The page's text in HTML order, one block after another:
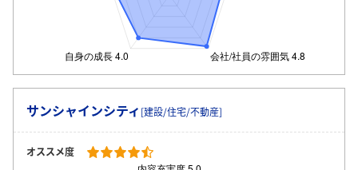
サンシャインシティ [建設/住宅/不動産]
オススメ度